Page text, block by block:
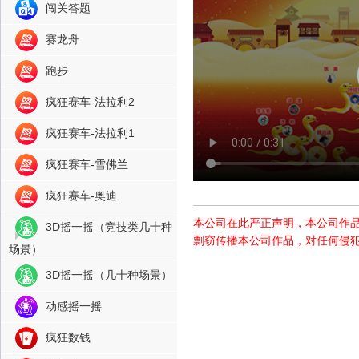
闯关答题
赛龙舟
跑步
疯狂赛车-法拉利2
疯狂赛车-法拉利1
疯狂赛车-雪佛兰
疯狂赛车-奥迪
3D摇一摇（竞技类几十种
场景）
3D摇一摇（几十种场景）
动感摇一摇
疯狂数钱
本公司在此严正声明，本公司作
剽窃传播本公司作品，对任何侵